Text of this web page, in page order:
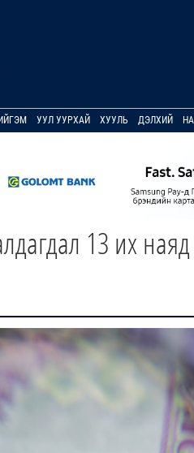
УУЛ УУРХАЙ ХУУЛЬ ДЭЛХИЙ
13 их наяд